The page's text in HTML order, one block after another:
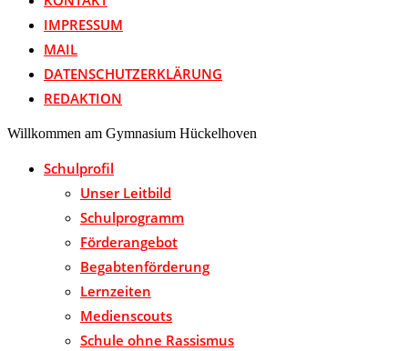
IMPRESSUM
MAIL
DATENSCHUTZERKLÄRUNG
REDAKTION
Willkommen am Gymnasium Hückelhoven
Schulprofil
Unser Leitbild
Schulprogramm
Förderangebot
Begabtenförderung
Lernzeiten
Medienscouts
Schule ohne Rassismus